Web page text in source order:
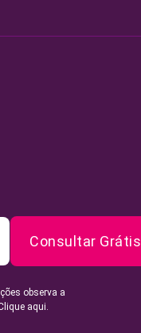
Consultar Grátis
observa a
aqui.